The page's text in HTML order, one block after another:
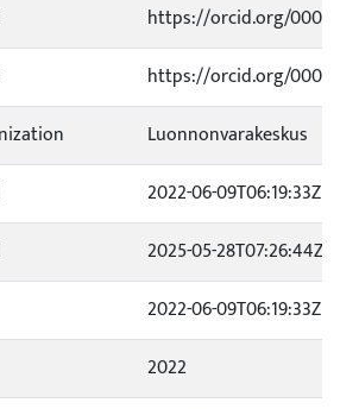
https://orcid.org/0000-
https://orcid.org/0000-
Luonnonvarakeskus
2022-06-09T06:19:33Z
2025-05-28T07:26:44Z
2022-06-09T06:19:33Z
2022